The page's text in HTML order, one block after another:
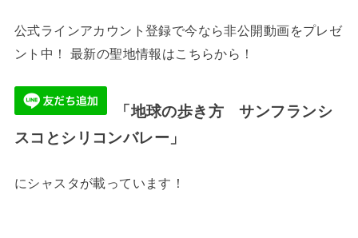
公式ラインアカウント登録で今なら非公開動画をプレゼ
ント中！ 最新の聖地情報はこちらから！
「地球の歩き方 サンフランシ
スコとシリコンバレー」
にシャスタが載っています！